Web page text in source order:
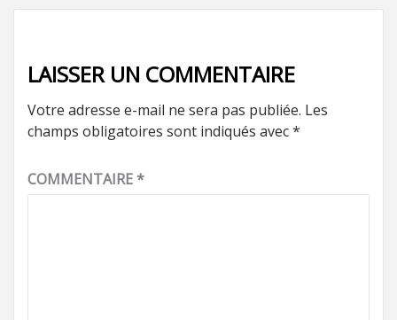
LAISSER UN COMMENTAIRE
Votre adresse e-mail ne sera pas publiée. Les
champs obligatoires sont indiqués avec*
COMMENTAIRE*